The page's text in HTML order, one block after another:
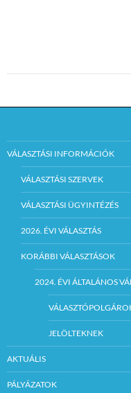
VÁLASZTÁSI INFORMÁCIÓK
VÁLASZTÁSI SZERVEK
VÁLASZTÁSI ÜGYINTÉZÉS
2026. ÉVI VÁLASZTÁS
KORÁBBI VÁLASZTÁSOK
2024. ÉVI ÁLTALÁNOS
JELÖLTEKNEK
AKTUÁLIS
PÁLYÁZATOK